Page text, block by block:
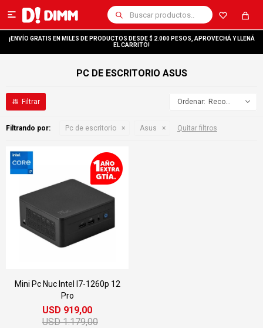

¡ENVÍO GRATIS EN MILES DE PRODUCTOS DESDE $ 2.000 PESOS, APROVECHÁ Y LLENÁ
EL CARRITO!
PC DE ESCRITORIO ASUS
Recomendados
Filtrando por: Pc de escritorio Asus Quitar filtros
Mini Pc Nuc Intel I7-1260p 12
Pro
USD 919,00
USD 1.179,00